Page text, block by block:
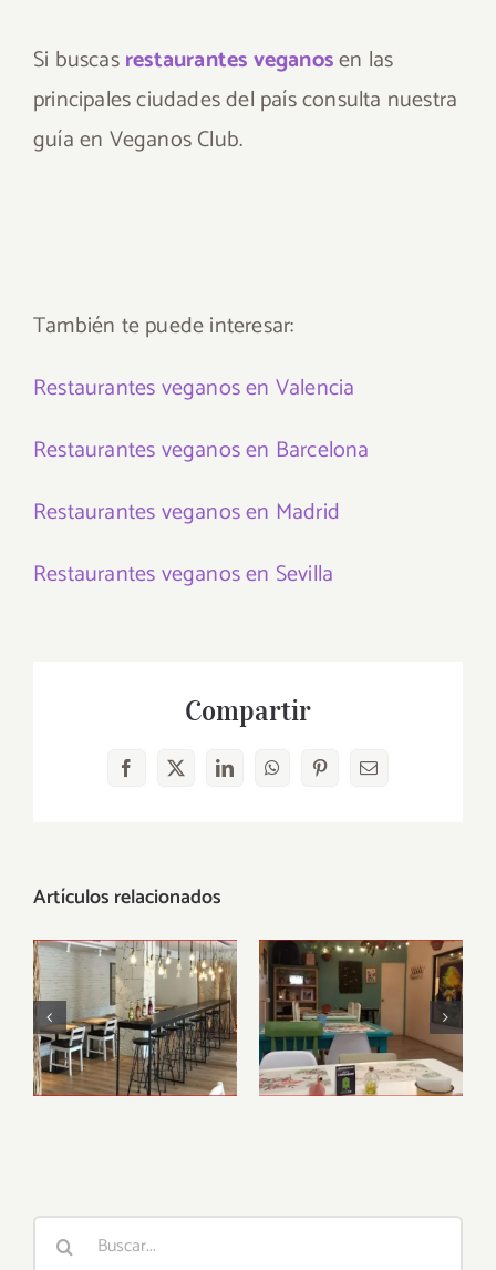
Si buscasrestaurantes veganosen las
principales ciudades del país consulta nuestra
guía en Veganos Club.
También te puede interesar:
Restaurantes veganos en Valencia
Restaurantes veganos en Barcelona
Restaurantes veganos en Madrid
Restaurantes veganos en Sevilla
Compartir
Facebook
X LinkedInWhatsAppPinterestCorreo
Artículos relacionados
Restaurante
vegano Alive,
Barcelona
Lazy Vegan
Buscar: